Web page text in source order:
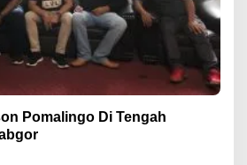
Pomalingo Di Tengah